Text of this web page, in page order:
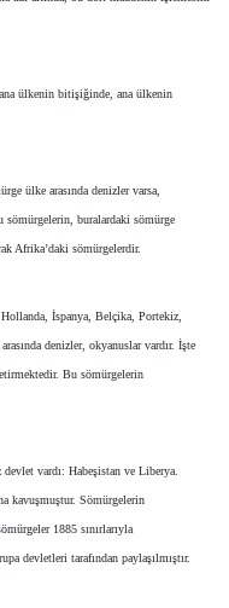
ülkenin bitişiğinde, ana ülkenin
ülke arasında denizler varsa,
buralardaki sömürge
Afrika’daki sömürgelerdir.
İspanya, Belçika, Portekiz,
denizler, okyanuslar vardır. İşte
Bu sömürgelerin
devlet vardı: Habeşistan ve Liberya.
kavuşmuştur. Sömürgelerin
1885 sınırlarıyla
devletleri tarafından paylaşılmıştır.